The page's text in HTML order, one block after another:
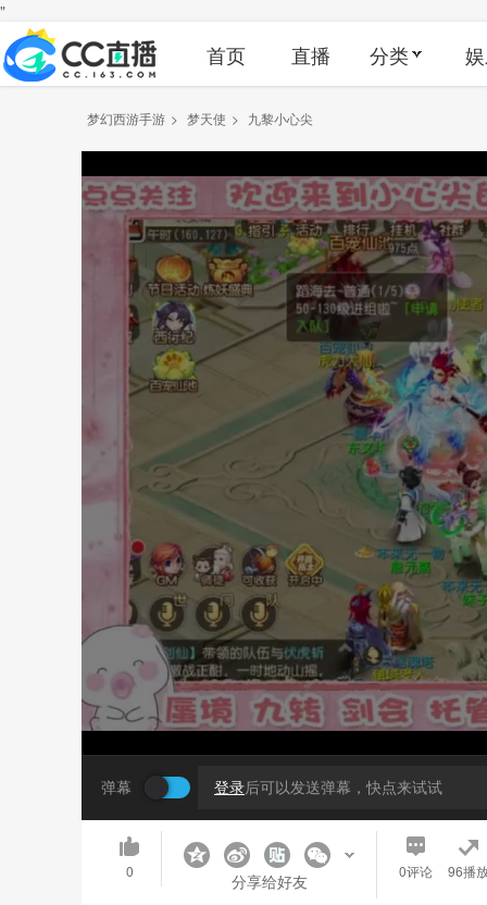
"
首页 直播 分类
梦幻西游手游 > 梦天使 > 九黎小心尖
弹幕 登录后可以发送弹幕，快点来试试
0 分享给好友 0评论 96播